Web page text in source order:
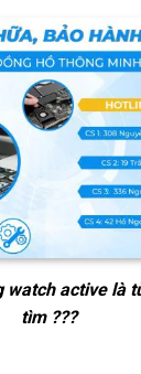
watch activelà
tìm ???